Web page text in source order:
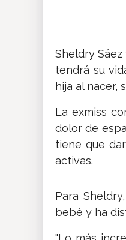
Sheldry
tendrá su
hija al nacer,
La exmiss
dolor de
tiene que
activas.
Para
bebé y ha